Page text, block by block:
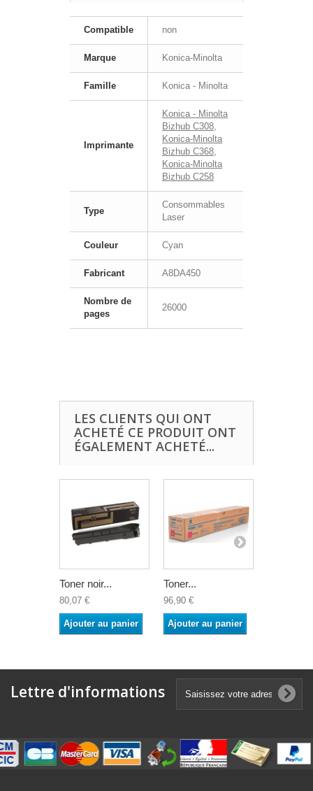
Compatible non
Marque Konica-Minolta
Famille Konica - Minolta
Imprimante
Konica - Minolta
Bizhub C308,
Konica-Minolta
Bizhub C368,
Konica-Minolta
Bizhub C258
Type
Consommables
Laser
Couleur Cyan
Fabricant A8DA450
Nombre de
pages
26000
LES CLIENTS QUI ONT
ACHETÉ CE PRODUIT ONT
ÉGALEMENT ACHETÉ...
Toner noir...
80,07 €
Ajouter au panier
Toner...
96,90 €
Ajouter au panier
Lettre d'informations